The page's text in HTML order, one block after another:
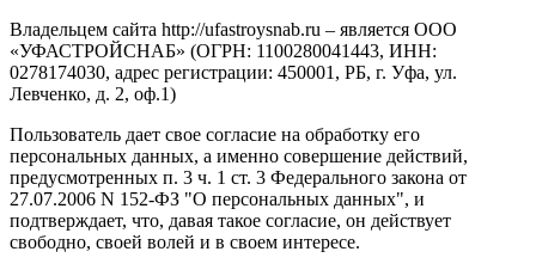
Владельцем сайта http://ufastroysnab.ru – является ООО
«УФАСТРОЙСНАБ» (ОГРН: 1100280041443, ИНН:
0278174030, адрес регистрации: 450001, РБ, г. Уфа, ул.
Левченко, д. 2, оф.1)
Пользователь дает свое согласие на обработку его
персональных данных, а именно совершение действий,
предусмотренных п. 3 ч. 1 ст. 3 Федерального закона от
27.07.2006 N 152-ФЗ "О персональных данных", и
подтверждает, что, давая такое согласие, он действует
свободно, своей волей и в своем интересе.